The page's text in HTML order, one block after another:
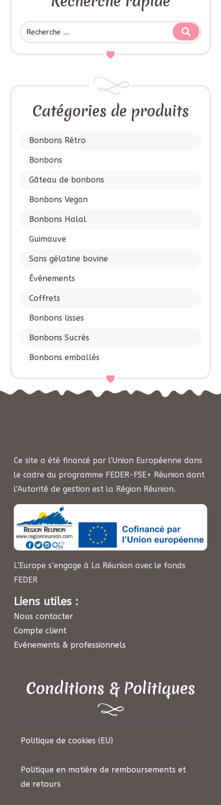
Catégories de produits
Bonbons Rétro
Bonbons
Gâteau de bonbons
Bonbons Vegan
Bonbons Halal
Guimauve
Sans gélatine bovine
Événements
Coffrets
Bonbons lisses
Bonbons Sucrés
Bonbons emballés
Ce site a été financé par l’Union Européenne dans
le cadre du programme FEDER-FSE+ Réunion dont
l’Autorité de gestion est la Région Réunion.
L’Europe s’engage à La Réunion avec le fonds
FEDER
Liens utiles :
Nous contacter
Compte client
Evénements & professionnels
Conditions & Politiques
Politique de cookies (EU)
Politique en matière de remboursements et
de retours